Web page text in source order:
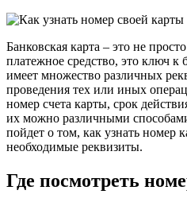
Банковская карта – это не
платежное средство, это ключ к
имеет множество различных
проведения тех или иных
номер счета карты, срок
их можно различными
пойдет о том, как узнать номер
необходимые реквизиты.
Где посмотреть